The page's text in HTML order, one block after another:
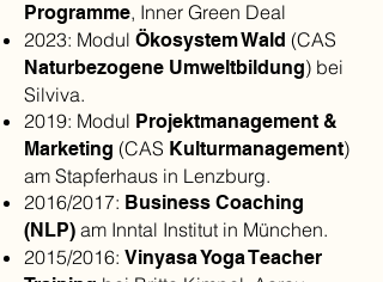
Programme, Inner Green Deal
2023: Modul Ökosystem Wald (CAS
Naturbezogene Umweltbildung) bei
Silviva.
2019: Modul Projektmanagement &
Marketing (CAS Kulturmanagement)
am Stapferhaus in Lenzburg.
2016/2017: Business Coaching
(NLP) am Inntal Institut in München.​
2015/2016: Vinyasa Yoga Teacher